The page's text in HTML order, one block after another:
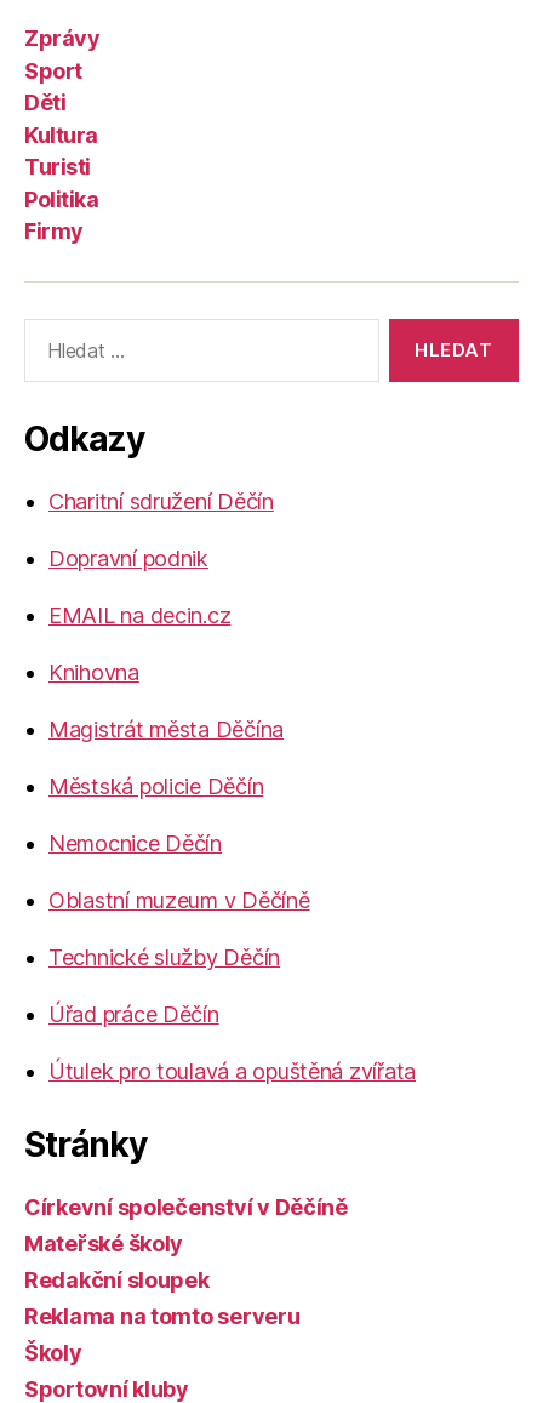
Zprávy
Sport
Děti
Kultura
Turisti
Politika
Firmy
vyhledávání:
Odkazy
Charitní sdružení Děčín
Dopravní podnik
EMAIL na decin.cz
Knihovna
Magistrát města Děčína
Městská policie Děčín
Nemocnice Děčín
Oblastní muzeum v Děčíně
Technické služby Děčín
Úřad práce Děčín
Útulek pro toulavá a opuštěná zvířata
Stránky
Církevní společenství v Děčíně
Mateřské školy
Redakční sloupek
Reklama na tomto serveru
Školy
Sportovní kluby